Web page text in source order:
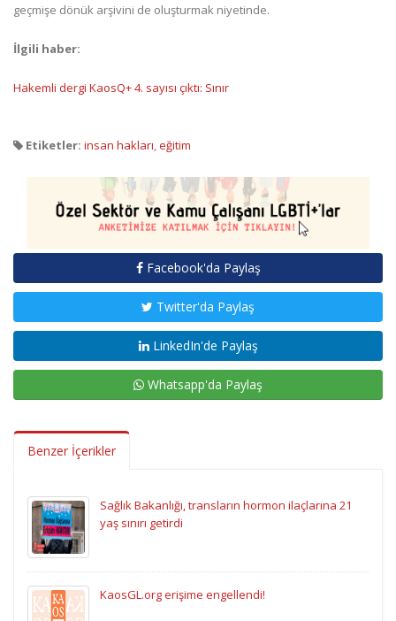
geçmişe dönük arşivini de oluşturmak niyetinde.
İlgili haber:
Hakemli dergi KaosQ+ 4. sayısı çıktı: Sınır
Etiketler: insan hakları,eğitim
Facebook'da Paylaş
Twitter'da Paylaş
LinkedIn'de Paylaş
Whatsapp'da Paylaş
Benzer İçerikler
Sağlık Bakanlığı, transların hormon ilaçlarına 21
yaş sınırı getirdi
KaosGL.org erişime engellendi!